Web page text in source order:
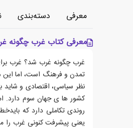
معرفی دسته‌بندی
معرفی کتاب غرب چگونه
غرب چگونه غرب شد؟ غرب
تمدن و فرهنگ است، اما این
نظر سیاسی، اقتصادی و شاید
کشور ها ی جهان سوم دارد.
روندی تکاملی دارد که